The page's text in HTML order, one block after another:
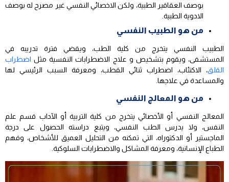
بوصف العقاقير الطبية، ولكن الاخصائي النفسي غير مصرح له بوصف
الادوية الطبية.
من هو الطبيب النفسي
الطبيب النفسي يتخرج من كلية الطب، ويقضي فترة تدريبه في
المستشفى، ويقوم بتشخيص و علاج الاضطرابات النفسية مثل اضطراب
القلق، الاكتئاب، اضطراب ثنائي القطب، ومعرفة السبب الرئيسي لها
والمساعدة في علاجها.
من هو المعالج النفسي
المعالج النفسي أو الأخصائي يتخرج من كلية التربية أو الآداب قسم علم
النفس، ولا يدرس الطب النفسي، ويتبع دراسته الحصول على درجة
الماجستير أو الدكتوراه، التي تمكنه من التحليل العميق للأشخاص، وفهم
الطباع الإنسانية، ومعرفة المشاكل والاضطرابات السلوكية.